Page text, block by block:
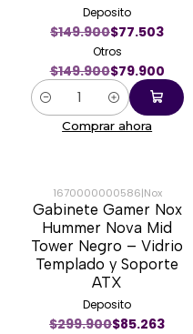
Deposito
$149.900$77.503
Otros
$149.900$79.900
Cantidad
Comprar ahora
-71%
1670000000586|Nox
Gabinete Gamer Nox
Hummer Nova Mid
Tower Negro – Vidrio
Templado y Soporte
ATX
Deposito
$299.900$85.263